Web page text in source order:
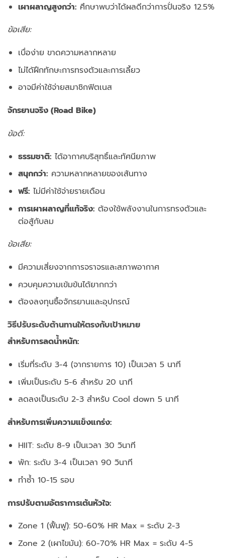
เผาผลาญสูงกว่า: ศึกษาพบว่าได้ผลดีกว่าการปั่นจริง 12.5%
ข้อเสีย:
เบื่อง่าย ขาดความหลากหลาย
ไม่ได้ฝึกทักษะการทรงตัวและการเลี้ยว
อาจมีค่าใช้จ่ายสมาชิกฟิตเนส
จักรยานจริง (Road Bike)
ข้อดี:
ธรรมชาติ: ได้อากาศบริสุทธิ์และทัศนียภาพ
สนุกกว่า: ความหลากหลายของเส้นทาง
ฟรี: ไม่มีค่าใช้จ่ายรายเดือน
การเผาผลาญที่แท้จริง: ต้องใช้พลังงานในการทรงตัวและ
ต่อสู้กับลม
ข้อเสีย:
มีความเสี่ยงจากการจราจรและสภาพอากาศ
ควบคุมความเข้มข้นได้ยากกว่า
ต้องลงทุนซื้อจักรยานและอุปกรณ์
วิธีปรับระดับต้านทานให้ตรงกับเป้าหมาย
สำหรับการลดน้ำหนัก:
เริ่มที่ระดับ 3-4 (จากรายการ 10) เป็นเวลา 5 นาที
เพิ่มเป็นระดับ 5-6 สำหรับ 20 นาที
ลดลงเป็นระดับ 2-3 สำหรับ Cool down 5 นาที
สำหรับการเพิ่มความแข็งแกร่ง:
HIIT: ระดับ 8-9 เป็นเวลา 30 วินาที
พัก: ระดับ 3-4 เป็นเวลา 90 วินาที
ทำซ้ำ 10-15 รอบ
การปรับตามอัตราการเต้นหัวใจ:
Zone 1 (ฟื้นฟู): 50-60% HR Max = ระดับ 2-3
Zone 2 (เผาไขมัน): 60-70% HR Max = ระดับ 4-5